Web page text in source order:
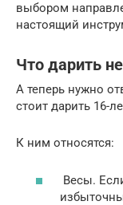
выбором
настоящий
Что дарить
А теперь нужно
стоит дарить 16-
К ним относятся:
Весы.